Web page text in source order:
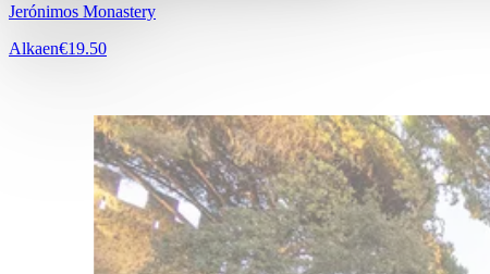
Jerónimos Monastery
Alkaen€19.50